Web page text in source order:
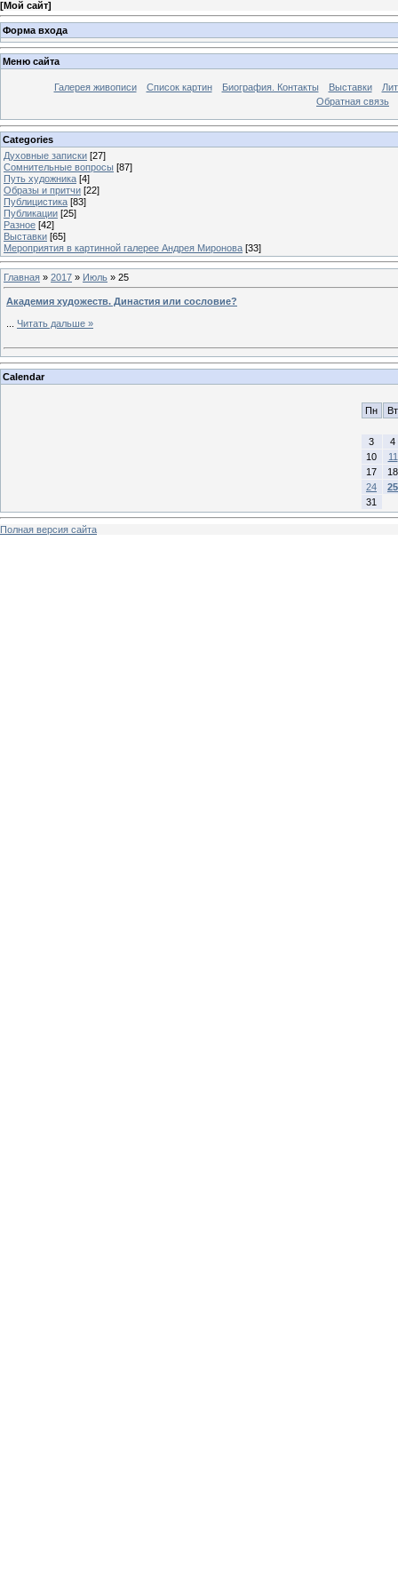
[Мой сайт]
Форма входа
Меню сайта
Галерея живописи Список картин Биография. Контакты Выставки
Обратная связь
Categories
Духовные записки [27]
Сомнительные вопросы [87]
Путь художника [4]
Образы и притчи [22]
Публицистика [83]
Публикации [25]
Разное [42]
Выставки [65]
Мероприятия в картинной галерее Андрея Миронова [33]
Главная » 2017 » Июль » 25
Академия художеств. Династия или сословие?
Читать дальше »
Calendar
Пн Вт
3
4
10
11
17
18
24
25
31
Полная версия сайта